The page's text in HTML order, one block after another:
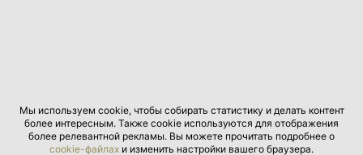
Мы используем cookie, чтобы собирать статистику и делать контент
более интересным. Также cookie используются для отображения
более релевантной рекламы. Вы можете прочитать подробнее о
cookie-файлах и изменить настройки вашего браузера.